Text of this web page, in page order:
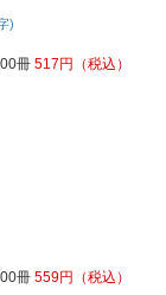
)
冊 517 円 （税込）
冊 559円 （税込）